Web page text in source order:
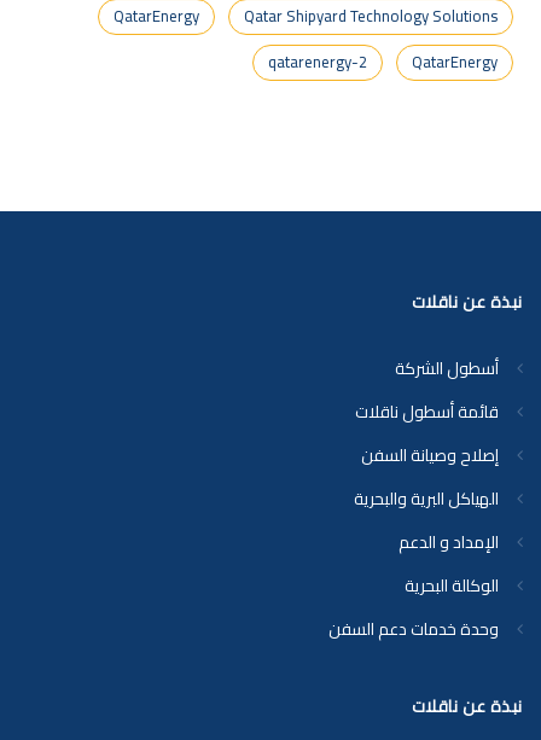
Qatar Shipyard Technology Solutions
QatarEnergy
QatarEnergy
qatarenergy-2
نبذة عن ناقلات
أسطول الشركة
قائمة أسطول ناقلات
إصلاح وصيانة السفن
الهياكل البرية والبحرية
الإمداد و الدعم
الوكالة البحرية
وحدة خدمات دعم السفن
نبذة عن ناقلات